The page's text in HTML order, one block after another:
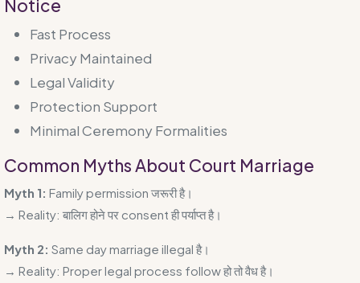
Notice
Fast Process
Privacy Maintained
Legal Validity
Protection Support
Minimal Ceremony Formalities
Common Myths About Court Marriage
Myth 1: Family permission जरूरी है।
→ Reality: बालिग होने पर consent ही पर्याप्त है।
Myth 2: Same day marriage illegal है।
→ Reality: Proper legal process follow हो तो वैध है।